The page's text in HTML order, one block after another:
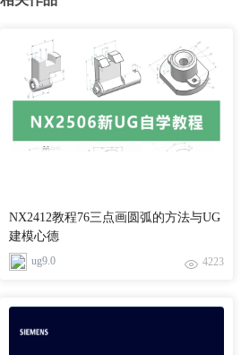
NX2412教程76三点画圆弧的方法与UG
建模心德
ug9.0 4223